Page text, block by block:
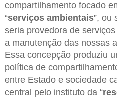
compartilhamento focado
“serviços ambientais”, ou
seria provedora de
a manutenção das nossas
Essa concepção produziu
política de
entre Estado e sociedade
central pelo instituto da “